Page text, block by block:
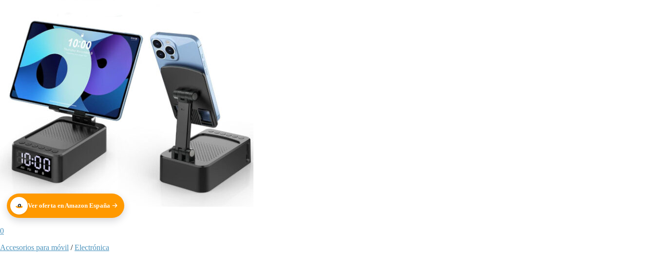
Ver oferta en Amazon España
0
Accesorios para móvil /Electrónica